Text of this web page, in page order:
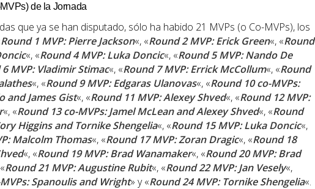
de la Jornada
que ya se han disputado, sólo ha habido 21 MVPs (o Co-MVPs), los
Round 1 MVP: Pierre Jackson«, «Round 2 MVP: Erick Green«, «Round
«, «Round 4 MVP: Luka Doncic«, «Round 5 MVP: Nando De
MVP: Vladimir Stimac«, «Round 7 MVP: Errick McCollum«, «Round
«, «Round 9 MVP: Edgaras Ulanovas«, «Round 10 co-MVPs:
and James Gist«, «Round 11 MVP: Alexey Shved«, «Round 12 MVP:
«, «Round 13 co-MVPs: Jamel McLean and Alexey Shved«, «Round
Higgins and Tornike Shengelia«, «Round 15 MVP: Luka Doncic«,
Malcolm Thomas«, «Round 17 MVP: Zoran Dragic«, «Round 18
«, «Round 19 MVP: Brad Wanamaker«, «Round 20 MVP: Brad
Round 21 MVP: Augustine Rubit«, «Round 22 MVP: Jan Vesely«,
Spanoulis and Wright» y «Round 24 MVP: Tornike Shengelia«.